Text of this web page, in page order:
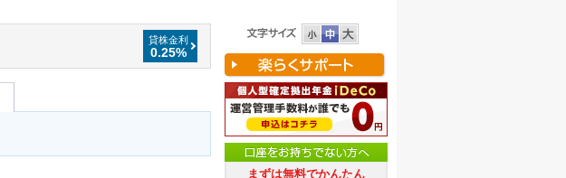
貸株金利
0.25%
まずは無料でかんたん